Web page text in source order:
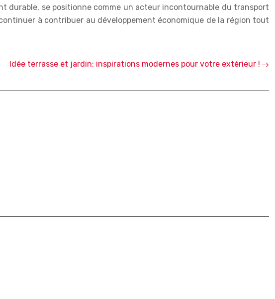
durable, se positionne comme un acteur incontournable du transport
à contribuer au développement économique de la région tout
Idée terrasse et jardin: inspirations modernes pour votre extérieur !